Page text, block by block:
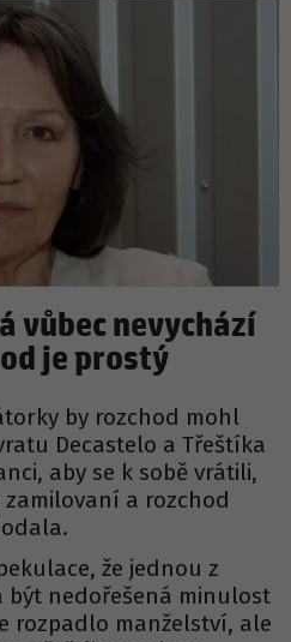
vůbec nevychází
je prostý
by rozchod mohl
Decastelo a Třeštíka
aby se k sobě vrátili,
a rozchod
že jednou z
nedořešená minulost
rozpadlo manželství, ale